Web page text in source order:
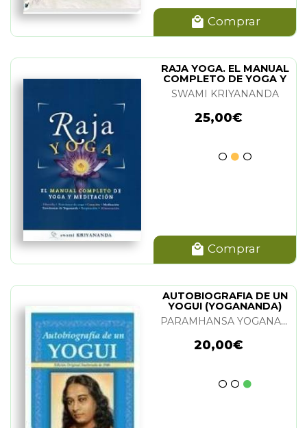
Comprar
RAJA YOGA. EL MANUAL
COMPLETO DE YOGA Y
MEDITACION
SWAMI KRIYANANDA
25,00€
Comprar
AUTOBIOGRAFIA DE UN
YOGUI (YOGANANDA)
PARAMHANSA YOGANANDA
20,00€